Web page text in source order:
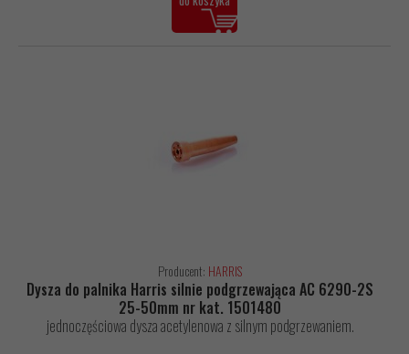
Producent: HARRIS
Dysza do palnika Harris silnie podgrzewająca AC 6290-2S
25-50mm nr kat. 1501480
jednoczęściowa dysza acetylenowa z silnym podgrzewaniem.